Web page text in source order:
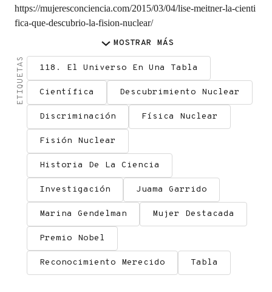
https://mujeresconciencia.com/2015/03/04/lise-meitner-la-cienti
fica-que-descubrio-la-fision-nuclear/
MOSTRAR MÁS
ETIQUETAS 118. El Universo En Una Tabla
Científica Descubrimiento Nuclear
Discriminación Física Nuclear
Fisión Nuclear
Historia De La Ciencia
Investigación Juama Garrido
Marina Gendelman Mujer Destacada
Premio Nobel
Reconocimiento Merecido Tabla